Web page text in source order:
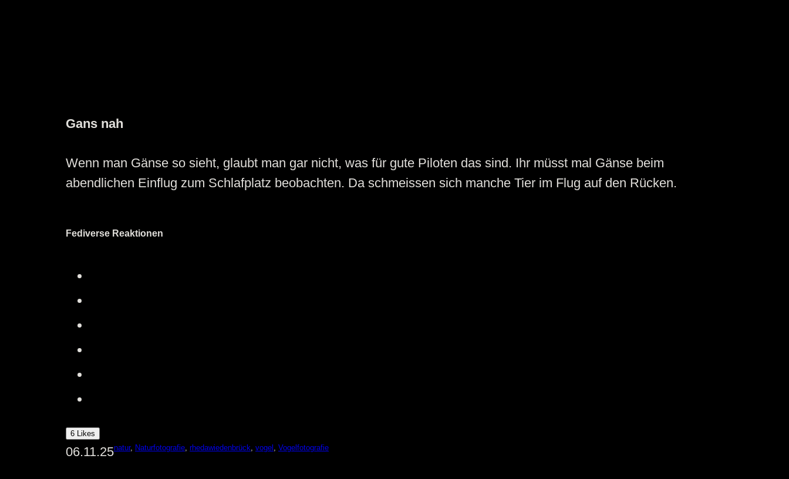
Gans nah
Wenn man Gänse so sieht, glaubt man gar nicht, was für gute Piloten das sind. Ihr müsst mal Gänse beim
abendlichen Einflug zum Schlafplatz beobachten. Da schmeissen sich manche Tier im Flug auf den Rücken.
Fediverse Reaktionen
6 Likes
06.11.25natur, Naturfotografie, rhedawiedenbrück, vogel , Vogelfotografie